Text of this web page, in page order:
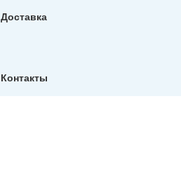
Доставка
Контакты